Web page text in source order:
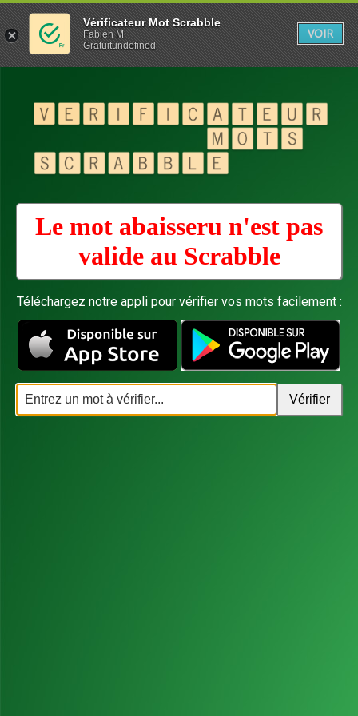
Le mot abaisseru n'est pas
valide au Scrabble
Téléchargez notre appli pour vérifier vos mots facilement :
Vérificateur Mot Scrabble
Fabien M
Gratuitundefined
VOIR